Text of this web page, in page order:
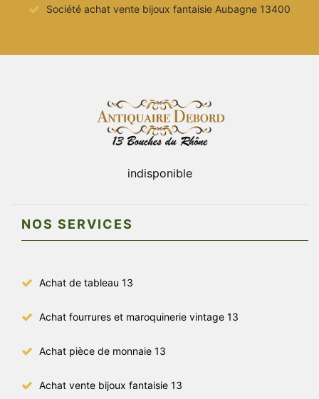
Société achat vente bijoux fantaisie Aubagne 13400
indisponible
NOS SERVICES
Achat de tableau 13
Achat fourrures et maroquinerie vintage 13
Achat pièce de monnaie 13
Achat vente bijoux fantaisie 13